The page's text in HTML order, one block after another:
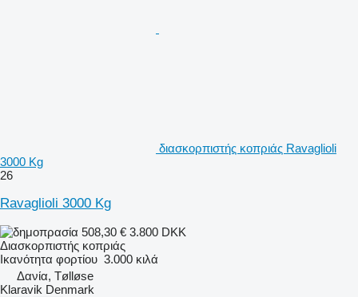
διασκορπιστής κοπριάς Ravaglioli
3000 Kg
26
Ravaglioli 3000 Kg
508,30 € 3.800 DKK
Διασκορπιστής κοπριάς
Ικανότητα φορτίου 3.000 κιλά
Δανία, Tølløse
Klaravik Denmark